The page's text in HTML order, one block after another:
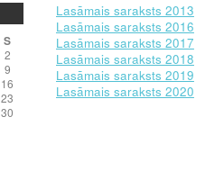
S
2
9
16
23
30
Lasāmais saraksts 2013
Lasāmais saraksts 2016
Lasāmais saraksts 2017
Lasāmais saraksts 2018
Lasāmais saraksts 2019
Lasāmais saraksts 2020